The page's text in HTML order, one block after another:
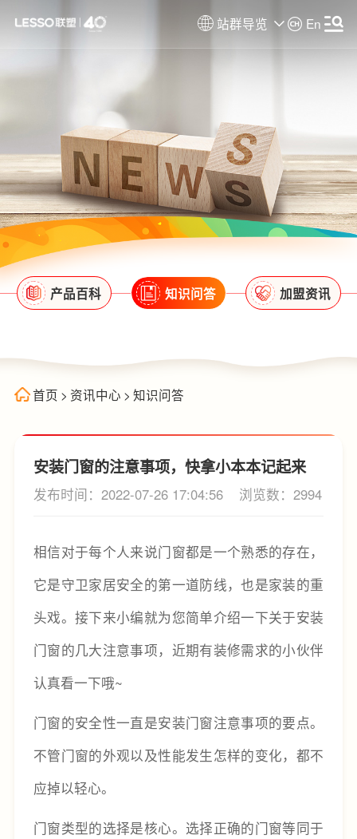
站群导览 En
产品百科 知识问答 加盟资讯
首页 > 资讯中心 > 知识问答
安装门窗的注意事项，快拿小本本记起来
发布时间：2022-07-26 17:04:56 浏览数：2994
相信对于每个人来说门窗都是一个熟悉的存在，
它是守卫家居安全的第一道防线，也是家装的重
头戏。接下来小编就为您简单介绍一下关于安装
门窗的几大注意事项，近期有装修需求的小伙伴
认真看一下哦~
门窗的安全性一直是安装门窗注意事项的要点。
不管门窗的外观以及性能发生怎样的变化，都不
应掉以轻心。
门窗类型的选择是核心。选择正确的门窗等同于